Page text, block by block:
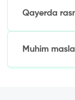
Qayerda
Tekshirilgan
Milliy bank
Muhim
Kamida 3